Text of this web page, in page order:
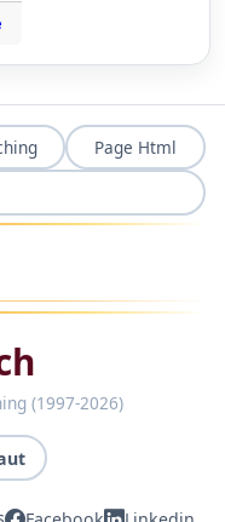
Page Html
(1997-2026)